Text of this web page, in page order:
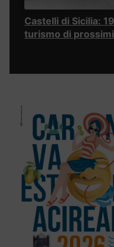
Castelli di Sicilia:
turismo di